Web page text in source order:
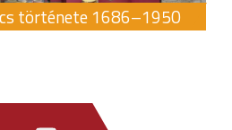
története 1686–1950